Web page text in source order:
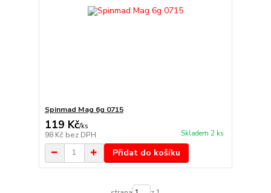
Spinmad Mag 6g 0715
119 Kč/ks
98 Kč bez DPH Skladem 2 ks
Přidat do košíku